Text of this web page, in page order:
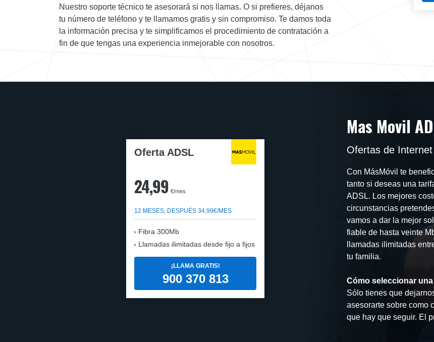
Nuestro soporte técnico te asesorará si nos llamas. O si prefieres, déjanos
tu número de teléfono y te llamamos gratis y sin compromiso. Te damos toda
la información precisa y te simplificamos el procedimiento de contratación a
fin de que tengas una experiencia inmejorable con nosotros.
Oferta ADSL
24,99 €/mes
12 MESES, DESPUÉS 34,99€/MES
Fibra 300Mb
Llamadas ilimitadas desde fijo a fijos
¡LLAMA GRATIS!
900 370 813
Mas Movil
Ofertas de
Con MásMóvil te
tanto si deseas una
ADSL. Los mejores
circunstancias
vamos a dar la mejor
fiable de hasta veinte
llamadas ilimitadas
tu familia.
Cómo seleccionar una
Sólo tienes que
asesorarte sobre como
que hay que seguir. El